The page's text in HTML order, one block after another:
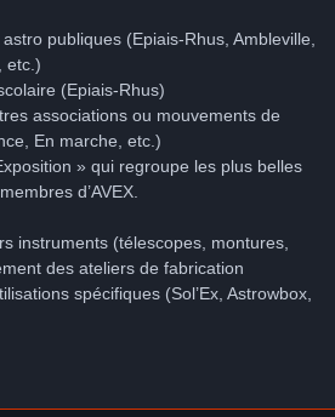
publiques (Epiais-Rhus, Ambleville,
etc.)
(Epiais-Rhus)
associations ou mouvements de
En marche, etc.)
» qui regroupe les plus belles
d’AVEX.
instruments (télescopes, montures,
des ateliers de fabrication
spécifiques (Sol’Ex, Astrowbox,